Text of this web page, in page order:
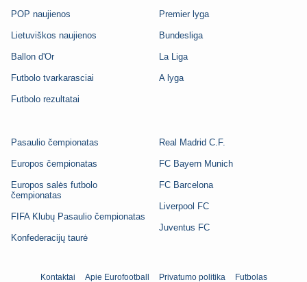
POP naujienos
Lietuviškos naujienos
Ballon d'Or
Futbolo tvarkarasciai
Futbolo rezultatai
Premier lyga
Bundesliga
La Liga
A lyga
Pasaulio čempionatas
Europos čempionatas
Europos salės futbolo
čempionatas
FIFA Klubų Pasaulio čempionatas
Konfederacijų taurė
Real Madrid C.F.
FC Bayern Munich
FC Barcelona
Liverpool FC
Juventus FC
Kontaktai Apie Eurofootball Privatumo politika Futbolas